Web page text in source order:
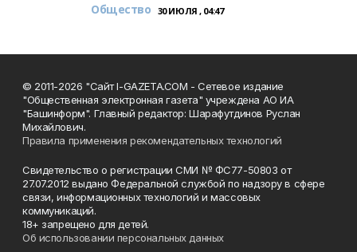
Общество 30 ИЮЛЯ , 04:47
© 2011-2026 "Сайт I-GAZETA.COM - Сетевое издание
"Общественная электронная газета" учреждена АО ИА
"Башинформ". Главный редактор: Шарафутдинов Руслан
Михайлович.
Правила применения рекомендательных технологий
Свидетельство о регистрации СМИ № ФС77-50803 от
27.07.2012 выдано Федеральной службой по надзору в сфере
связи, информационных технологий и массовых
коммуникаций.
18+ запрещено для детей.
Об использовании персональных данных